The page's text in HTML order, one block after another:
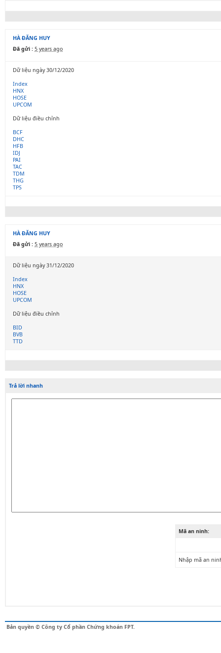
HÀ ĐĂNG HUY
Đã gửi : 5 years ago
Dữ liệu ngày 30/12/2020
Index
HNX
HOSE
UPCOM
Dữ liệu điều chỉnh
BCF
DHC
HFB
IDJ
PAI
TAC
TDM
THG
TPS
HÀ ĐĂNG HUY
Đã gửi : 5 years ago
Dữ liệu ngày 31/12/2020
Index
HNX
HOSE
UPCOM
Dữ liệu điều chỉnh
BID
BVB
TTD
Trả lời nhanh
Mã an ninh:
Nhập mã an
Bản quyền © Công ty Cổ phần Chứng khoán FPT.